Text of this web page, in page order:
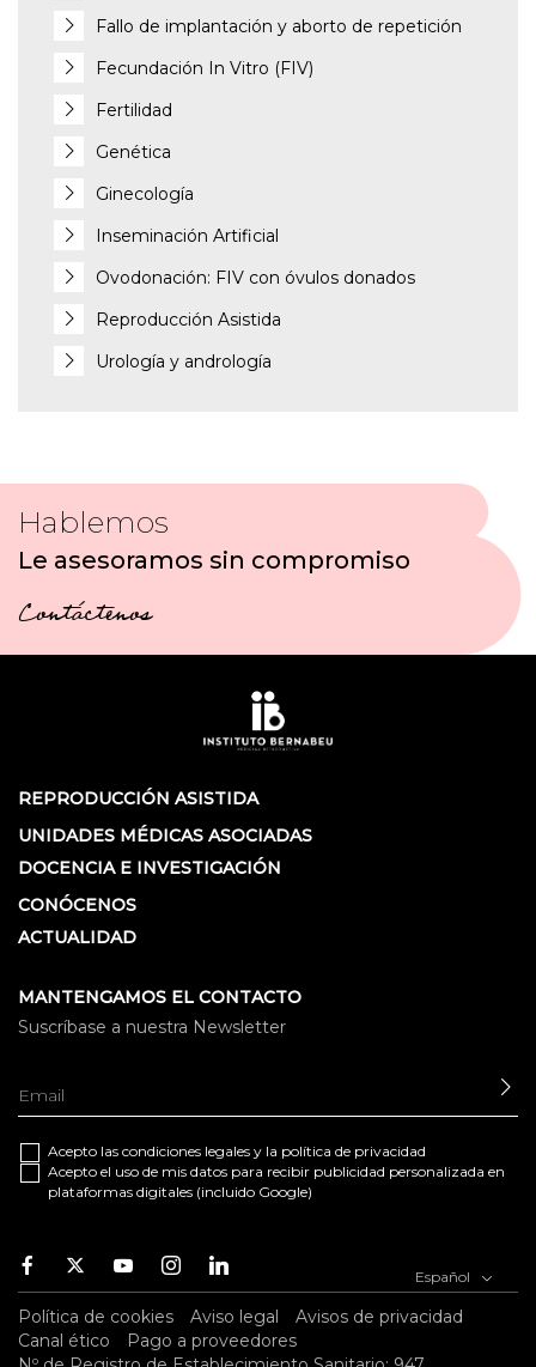
Fallo de implantación y aborto de repetición
Fecundación In Vitro (FIV)
Fertilidad
Genética
Ginecología
Inseminación Artificial
Ovodonación: FIV con óvulos donados
Reproducción Asistida
Urología y andrología
Hablemos
Le asesoramos sin compromiso
Contáctenos
REPRODUCCIÓN ASISTIDA
UNIDADES MÉDICAS ASOCIADAS
DOCENCIA E INVESTIGACIÓN
CONÓCENOS
ACTUALIDAD
MANTENGAMOS EL CONTACTO
Suscríbase a nuestra Newsletter
Acepto las condiciones legales y la política de privacidad
Acepto el uso de mis datos para recibir publicidad personalizada en
plataformas digitales (incluido Google)
Facebook
TwitterYoutubeInstagramYoutube Español
Política de cookies Aviso legal
Avisos de privacidad
Canal ético
Pago a proveedores